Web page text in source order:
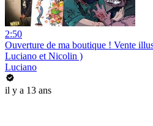
2:50
Ouverture de ma boutique ! Vente
Luciano et Nicolin )
Luciano
il y a 13 ans